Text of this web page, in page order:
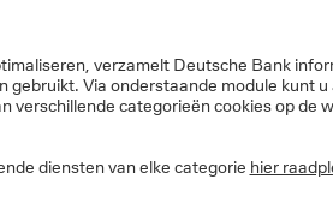
de tweede plaats kwam de
DB Investment Loan werd